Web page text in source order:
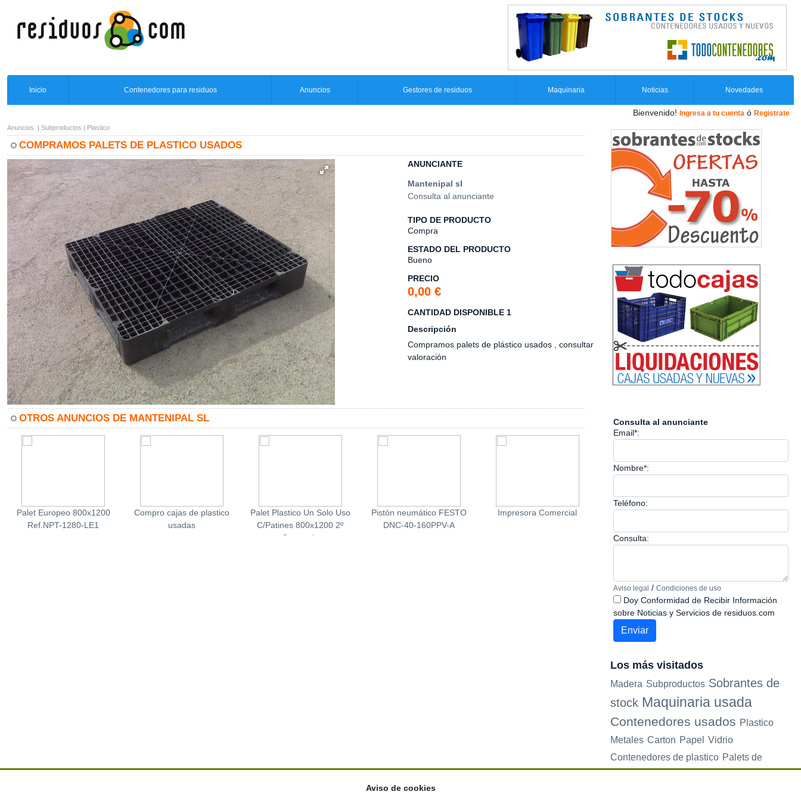
Inicio Contenedores para residuos Anuncios Gestores de residuos Maquinaria Noticias Novedades
Bienvenido! Ingresa a tu cuenta ó Registrate
Anuncios | Subproductos | Plastico
COMPRAMOS PALETS DE PLASTICO USADOS
ANUNCIANTE
Mantenipal sl
Consulta al anunciante
TIPO DE PRODUCTO
Compra
ESTADO DEL PRODUCTO
Bueno
PRECIO
0,00 €
CANTIDAD DISPONIBLE 1
Descripción
Compramos palets de plástico usados , consultar
valoración
OTROS ANUNCIOS DE MANTENIPAL SL
Palet Europeo 800x1200
Ref.NPT-1280-LE1
Compro cajas de plastico
usadas
Palet Plastico Un Solo Uso
C/Patines 800x1200 2º
Categoria
Pistón neumático FESTO
DNC-40-160PPV-A
Impresora Comercial
Palet Europeo 800x1200
Compro cajas de
Consulta al anunciante
Email*:
Nombre*:
Teléfono:
Consulta:
Aviso legal / Condiciones de uso
Doy Conformidad de Recibir Información
sobre Noticias y Servicios de residuos.com
Los más visitados
Madera Subproductos Sobrantes de
stock Maquinaria usada
Contenedores usados Plastico
Metales Carton Papel Vidrio
Contenedores de plastico Palets de
Aviso de cookies